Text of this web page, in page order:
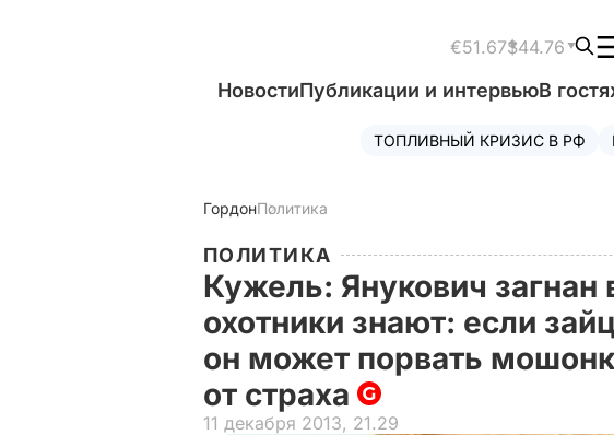
€51.67$44.76
НовостиПубликации и интервьюВ
ТОПЛИВНЫЙ КРИЗИС В РФ
ГордонПолитика
ПОЛИТИКА
Кужель: Янукович загнан
охотники знают: если
он может порвать
от страха
11 декабря 2013, 21.29